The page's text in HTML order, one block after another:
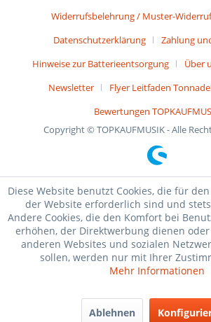
Widerrufsbelehrung / Muster-
Datenschutzerklärung
Zahlung
Hinweise zur Batterieentsorgung
Über
Newsletter
Flyer Leitfaden
Bewertungen
Copyright © TOPKAUFMUSIK - Alle
Diese Website benutzt Cookies, die für
der Website erforderlich sind und
Andere Cookies, die den Komfort bei
erhöhen, der Direktwerbung dienen
anderen Websites und sozialen
sollen, werden nur mit Ihrer
Mehr Informationen
Ablehnen